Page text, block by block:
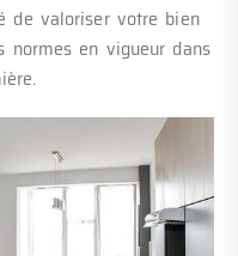
de valoriser votre bien
normes en vigueur dans